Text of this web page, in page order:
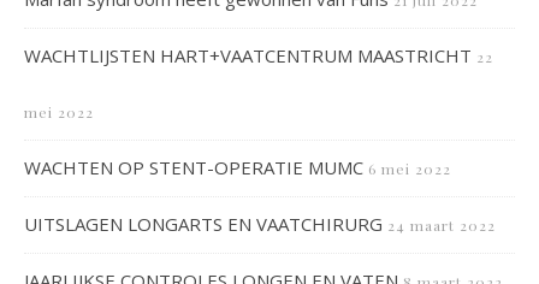
WACHTLIJSTEN HART+VAATCENTRUM MAASTRICHT 22
mei 2022
WACHTEN OP STENT-OPERATIE MUMC 6 mei 2022
UITSLAGEN LONGARTS EN VAATCHIRURG 24 maart 2022